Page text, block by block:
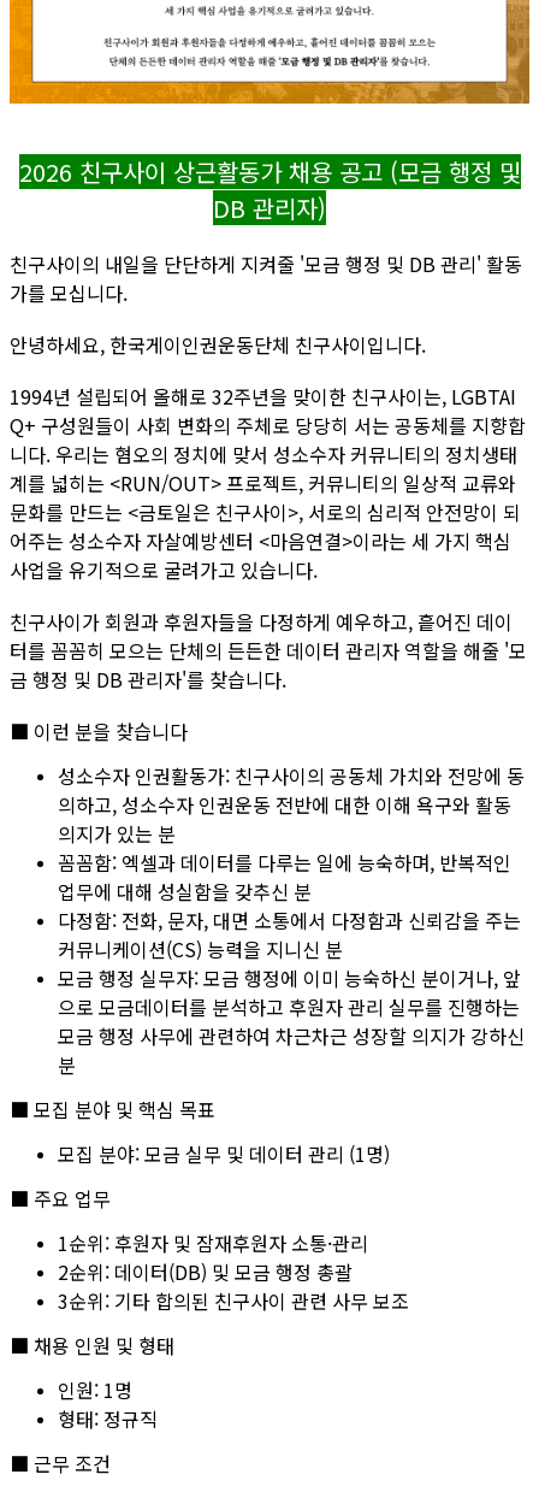
2026 친구사이 상근활동가 채용 공고 (모금 행정 및
DB 관리자)
친구사이의 내일을 단단하게 지켜줄 '모금 행정 및 DB 관리' 활동
가를 모십니다.
안녕하세요, 한국게이인권운동단체 친구사이입니다.
1994년 설립되어 올해로 32주년을 맞이한 친구사이는, LGBTAI
Q+ 구성원들이 사회 변화의 주체로 당당히 서는 공동체를 지향합
니다. 우리는 혐오의 정치에 맞서 성소수자 커뮤니티의 정치생태
계를 넓히는 <RUN/OUT> 프로젝트, 커뮤니티의 일상적 교류와
문화를 만드는 <금토일은 친구사이>, 서로의 심리적 안전망이 되
어주는 성소수자 자살예방센터 <마음연결>이라는 세 가지 핵심
사업을 유기적으로 굴려가고 있습니다.
친구사이가 회원과 후원자들을 다정하게 예우하고, 흩어진 데이
터를 꼼꼼히 모으는 단체의 든든한 데이터 관리자 역할을 해줄 '모
금 행정 및 DB 관리자'를 찾습니다.
■ 이런 분을 찾습니다
성소수자 인권활동가: 친구사이의 공동체 가치와 전망에 동
의하고, 성소수자 인권운동 전반에 대한 이해 욕구와 활동
의지가 있는 분
꼼꼼함: 엑셀과 데이터를 다루는 일에 능숙하며, 반복적인
업무에 대해 성실함을 갖추신 분
다정함: 전화, 문자, 대면 소통에서 다정함과 신뢰감을 주는
커뮤니케이션(CS) 능력을 지니신 분
모금 행정 실무자: 모금 행정에 이미 능숙하신 분이거나, 앞
으로 모금데이터를 분석하고 후원자 관리 실무를 진행하는
모금 행정 사무에 관련하여 차근차근 성장할 의지가 강하신
분
■ 모집 분야 및 핵심 목표
모집 분야: 모금 실무 및 데이터 관리 (1명)
■ 주요 업무
1순위: 후원자 및 잠재후원자 소통·관리
2순위: 데이터(DB) 및 모금 행정 총괄
3순위: 기타 합의된 친구사이 관련 사무 보조
■ 채용 인원 및 형태
인원: 1명
형태: 정규직
■ 근무 조건